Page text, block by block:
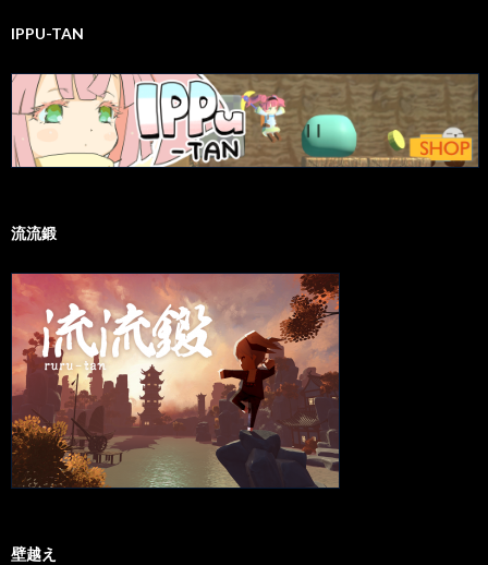
IPPU-TAN
流流鍛
壁越え